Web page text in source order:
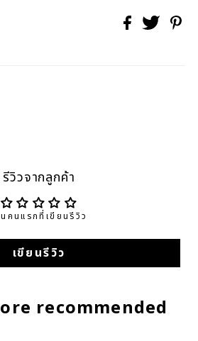
รีวิวจากลูกค้า
นคนแรกที่เขียนรีวิว
เขียนรีวิว
recommended